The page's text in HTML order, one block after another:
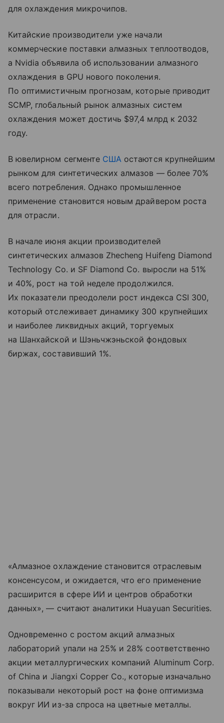
для охлаждения микрочипов.
Китайские производители уже начали
коммерческие поставки алмазных теплоотводов,
а Nvidia объявила об использовании алмазного
охлаждения в GPU нового поколения.
По оптимистичным прогнозам, которые приводит
SCMP, глобальный рынок алмазных систем
охлаждения может достичь $97,4 млрд к 2032
году.
В ювелирном сегменте США остаются крупнейшим
рынком для синтетических алмазов — более 70%
всего потребления. Однако промышленное
применение становится новым драйвером роста
для отрасли.
В начале июня акции производителей
синтетических алмазов Zhecheng Huifeng Diamond
Technology Co. и SF Diamond Co. выросли на 51%
и 40%, рост на той неделе продолжился.
Их показатели преодолели рост индекса CSI 300,
который отслеживает динамику 300 крупнейших
и наиболее ликвидных акций, торгуемых
на Шанхайской и Шэньчжэньской фондовых
биржах, составивший 1%.
«Алмазное охлаждение становится отраслевым
консенсусом, и ожидается, что его применение
расширится в сфере ИИ и центров обработки
данных», — считают аналитики Huayuan Securities.
Одновременно с ростом акций алмазных
лабораторий упали на 25% и 28% соответственно
акции металлургических компаний Aluminum Corp.
of China и Jiangxi Copper Co., которые изначально
показывали некоторый рост на фоне оптимизма
вокруг ИИ из-за спроса на цветные металлы.